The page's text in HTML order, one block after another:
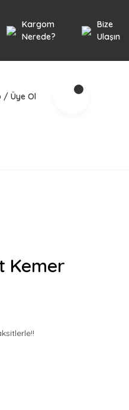
alışverişlerinizde
Kargom
Nerede?
Bize
Ulaşın
/ Üye Ol
Kemer